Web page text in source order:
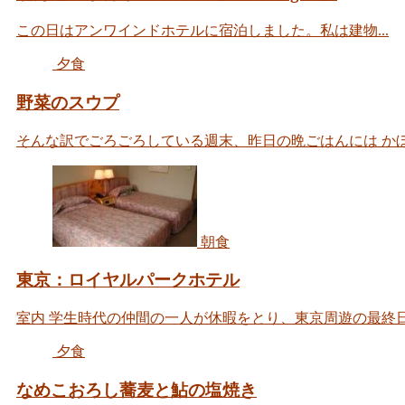
この日はアンワインドホテルに宿泊しました。私は建物...
夕食
野菜のスウプ
そんな訳でごろごろしている週末、昨日の晩ごはんには か
朝食
東京：ロイヤルパークホテル
室内 学生時代の仲間の一人が休暇をとり、東京周遊の最終
夕食
なめこおろし蕎麦と鮎の塩焼き